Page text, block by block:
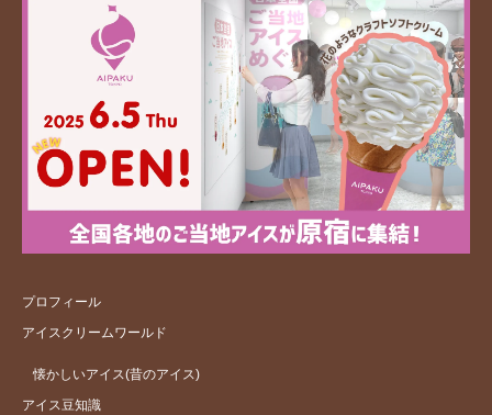
プロフィール
アイスクリームワールド
懐かしいアイス(昔のアイス)
アイス豆知識